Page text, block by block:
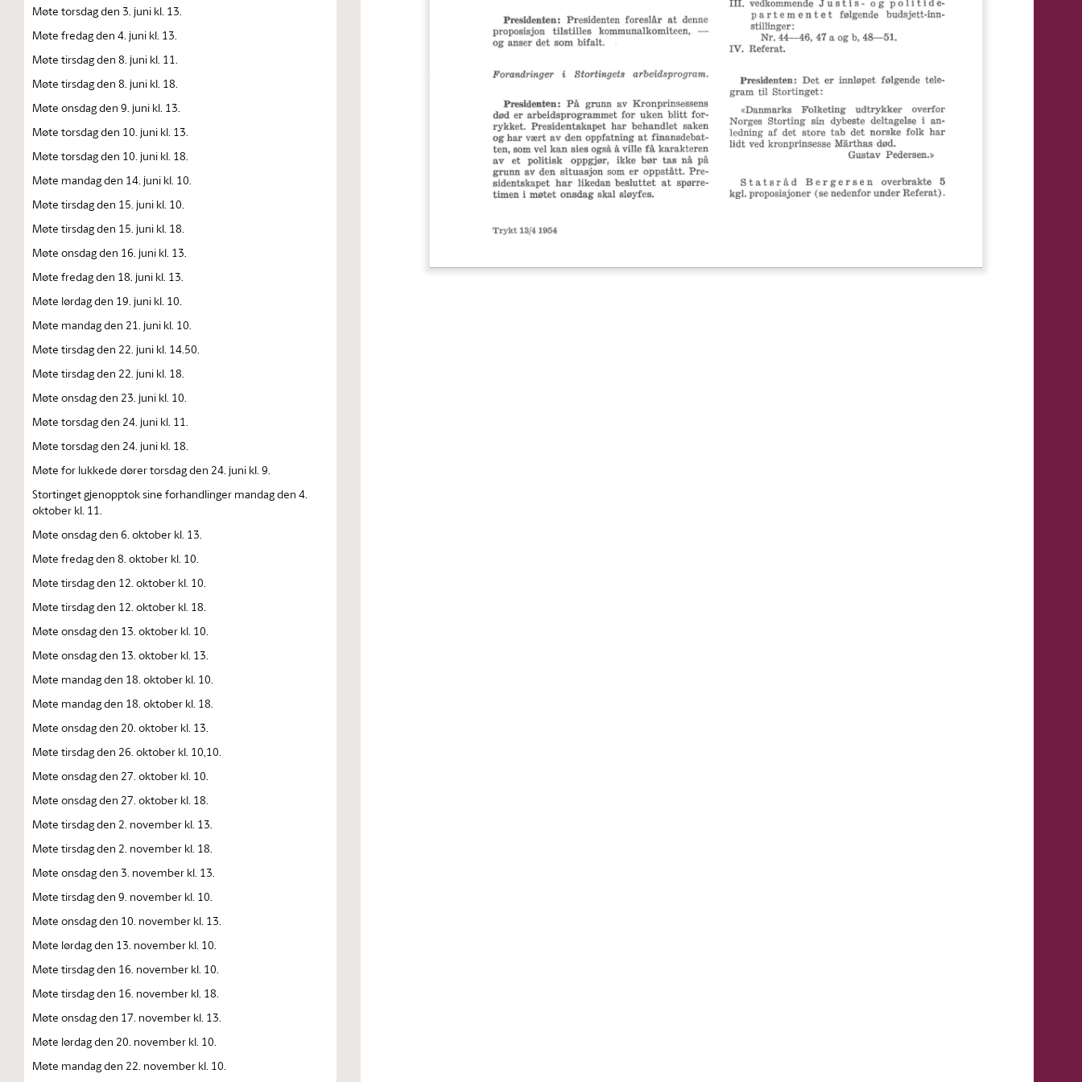
Møte torsdag den 3. juni kl. 13.
Møte fredag den 4. juni kl. 13.
Møte tirsdag den 8. juni kl. 11.
Møte tirsdag den 8. juni kl. 18.
Møte onsdag den 9. juni kl. 13.
Møte torsdag den 10. juni kl. 13.
Møte torsdag den 10. juni kl. 18.
Møte mandag den 14. juni kl. 10.
Møte tirsdag den 15. juni kl. 10.
Møte tirsdag den 15. juni kl. 18.
Møte onsdag den 16. juni kl. 13.
Møte fredag den 18. juni kl. 13.
Møte lørdag den 19. juni kl. 10.
Møte mandag den 21. juni kl. 10.
Møte tirsdag den 22. juni kl. 14.50.
Møte tirsdag den 22. juni kl. 18.
Møte onsdag den 23. juni kl. 10.
Møte torsdag den 24. juni kl. 11.
Møte torsdag den 24. juni kl. 18.
Møte for lukkede dører torsdag den 24. juni kl. 9.
Stortinget gjenopptok sine forhandlinger mandag den 4.
oktober kl. 11.
Møte onsdag den 6. oktober kl. 13.
Møte fredag den 8. oktober kl. 10.
Møte tirsdag den 12. oktober kl. 10.
Møte tirsdag den 12. oktober kl. 18.
Møte onsdag den 13. oktober kl. 10.
Møte onsdag den 13. oktober kl. 13.
Møte mandag den 18. oktober kl. 10.
Møte mandag den 18. oktober kl. 18.
Møte onsdag den 20. oktober kl. 13.
Møte tirsdag den 26. oktober kl. 10,10.
Møte onsdag den 27. oktober kl. 10.
Møte onsdag den 27. oktober kl. 18.
Møte tirsdag den 2. november kl. 13.
Møte tirsdag den 2. november kl. 18.
Møte onsdag den 3. november kl. 13.
Møte tirsdag den 9. november kl. 10.
Møte onsdag den 10. november kl. 13.
Møte lørdag den 13. november kl. 10.
Møte tirsdag den 16. november kl. 10.
Møte tirsdag den 16. november kl. 18.
Møte onsdag den 17. november kl. 13.
Møte lørdag den 20. november kl. 10.
Møte mandag den 22. november kl. 10.